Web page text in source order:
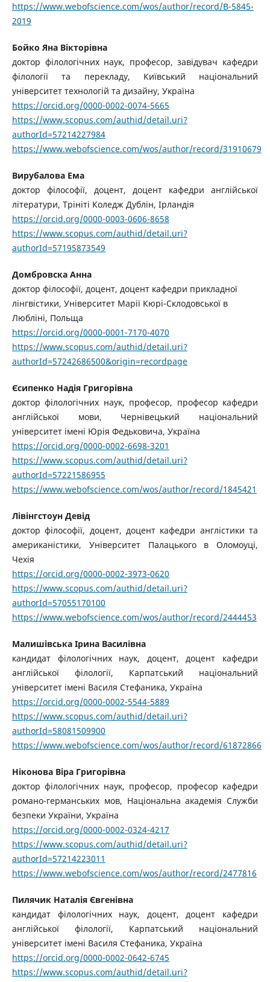
https://www.webofscience.com/wos/author/record/B-5845-
2019
Бойко Яна Вікторівна
доктор філологічних наук, професор, завідувач кафедри
філології та перекладу, Київський національний
університет технологій та дизайну, Україна
https://orcid.org/0000-0002-0074-5665
https://www.scopus.com/authid/detail.uri?
authorId=57214227984
https://www.webofscience.com/wos/author/record/31910679
Вирубалова Ема
доктор філософії, доцент, доцент кафедри англійської
літератури, Трініті Коледж Дублін, Ірландія
https://orcid.org/0000-0003-0606-8658
https://www.scopus.com/authid/detail.uri?
authorId=57195873549
Домбровска Анна
доктор філософії, доцент, доцент кафедри прикладної
лінгвістики, Університет Марії Кюрі-Склодовської в
Любліні, Польща
https://orcid.org/0000-0001-7170-4070
https://www.scopus.com/authid/detail.uri?
authorId=57242686500&origin=recordpage
Єсипенко Надія Григорівна
доктор філологічних наук, професор, професор кафедри
англійської мови, Чернівецький національний
університет імені Юрія Федьковича, Україна
https://orcid.org/0000-0002-6698-3201
https://www.scopus.com/authid/detail.uri?
authorId=57221586955
https://www.webofscience.com/wos/author/record/1845421
Лівінгстоун Девід
доктор філософії, доцент, доцент кафедри англістики та
американістики, Університет Палацького в Оломоуці,
Чехія
https://orcid.org/0000-0002-3973-0620
https://www.scopus.com/authid/detail.uri?
authorId=57055170100
https://www.webofscience.com/wos/author/record/2444453
Малишівська Ірина Василівна
кандидат філологічних наук, доцент, доцент кафедри
англійської філології, Карпатський національний
університет імені Василя Стефаника, Україна
https://orcid.org/0000-0002-5544-5889
https://www.scopus.com/authid/detail.uri?
authorId=58081509900
https://www.webofscience.com/wos/author/record/61872866
Ніконова Віра Григорівна
доктор філологічних наук, професор, професор кафедри
романо-германських мов, Національна академія Служби
безпеки України, Україна
https://orcid.org/0000-0002-0324-4217
https://www.scopus.com/authid/detail.uri?
authorId=57214223011
https://www.webofscience.com/wos/author/record/2477816
Пилячик Наталія Євгенівна
кандидат філологічних наук, доцент, доцент кафедри
англійської філології, Карпатський національний
університет імені Василя Стефаника, Україна
https://orcid.org/0000-0002-0642-6745
https://www.scopus.com/authid/detail.uri?